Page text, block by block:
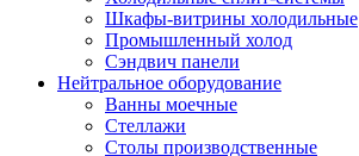
Шкафы-витрины холодильные
Промышленный холод
Сэндвич панели
Нейтральное оборудование
Ванны моечные
Стеллажи
Столы производственные